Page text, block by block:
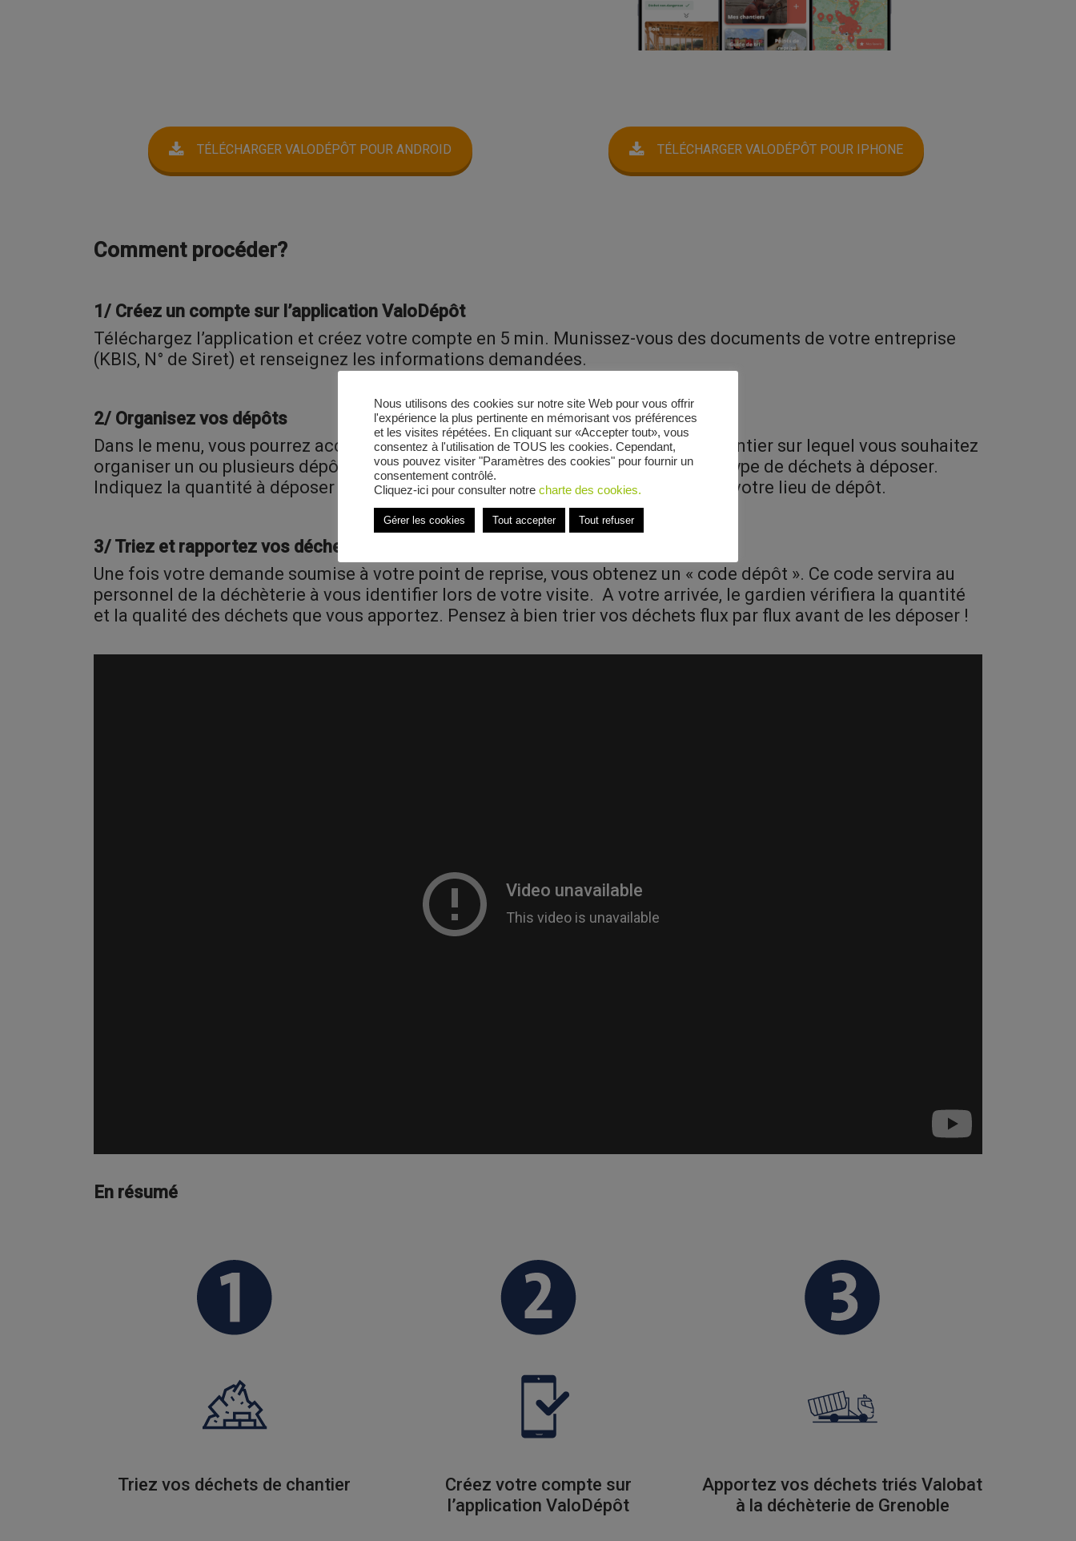
TÉLÉCHARGER VALODÉPÔT POUR ANDROID TÉLÉCHARGER VALODÉPÔT POUR IPHONE
Comment procéder?
1/ Créez un compte sur l’application ValoDépôt
Téléchargez l’application et créez votre compte en 5 min. Munissez-vous des documents de votre entreprise
(KBIS, N° de Siret) et renseignez les informations demandées.
2/ Organisez vos dépôts
Dans le menu, vous pourrez accéder à l’onglet “ Mes dépôts”. Sélectionnez le chantier sur lequel vous souhaitez
organiser un ou plusieurs dépôts et choisissez ensuite le véhicule utilisé puis le type de déchets à déposer.
Indiquez la quantité à déposer et choisissez la date, le créneau horaire ainsi que votre lieu de dépôt.
3/ Triez et rapportez vos déchets
Une fois votre demande soumise à votre point de reprise, vous obtenez un « code dépôt ». Ce code servira au
personnel de la déchèterie à vous identifier lors de votre visite. A votre arrivée, le gardien vérifiera la quantité
et la qualité des déchets que vous apportez. Pensez à bien trier vos déchets flux par flux avant de les déposer !
En résumé
Triez vos déchets de chantier
Créez votre compte sur
l’application ValoDépôt
Apportez vos déchets triés Valobat
à la déchèterie de Grenoble
Nous utilisons des cookies sur notre site Web pour vous offrir
l'expérience la plus pertinente en mémorisant vos préférences
et les visites répétées. En cliquant sur «Accepter tout», vous
consentez à l'utilisation de TOUS les cookies. Cependant,
vous pouvez visiter "Paramètres des cookies" pour fournir un
consentement contrôlé.
Cliquez-ici pour consulter notre charte des cookies.
Gérer les cookies Tout accepter Tout refuser